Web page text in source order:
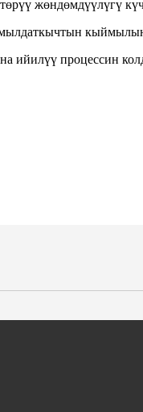
жөндөмдүүлүгү
ийилүү процессин